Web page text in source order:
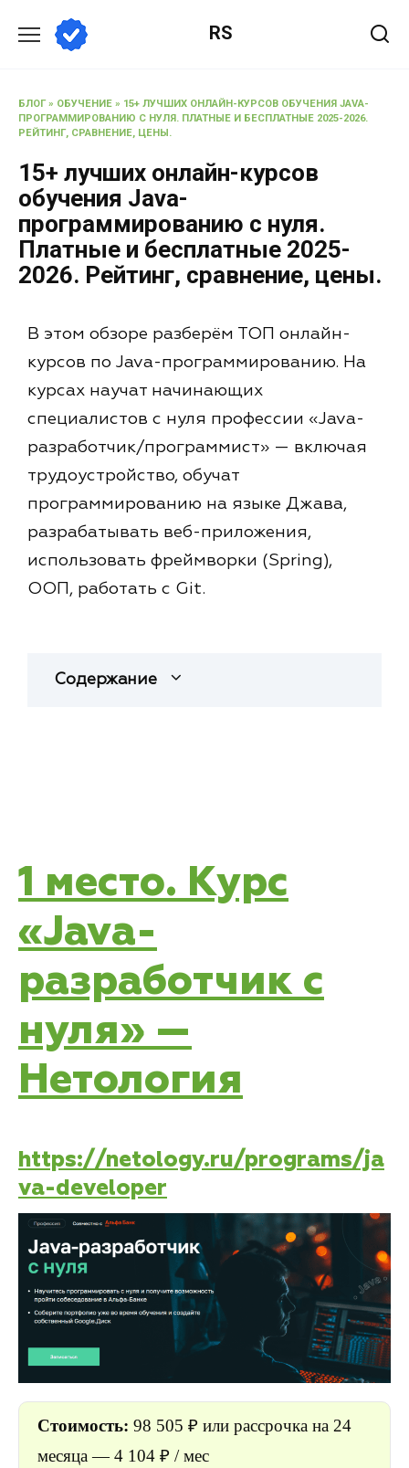
RS
БЛОГ» ОБУЧЕНИЕ » 15+ ЛУЧШИХ ОНЛАЙН-КУРСОВ ОБУЧЕНИЯ JAVA-
ПРОГРАММИРОВАНИЮ С НУЛЯ. ПЛАТНЫЕ И БЕСПЛАТНЫЕ 2025-2026.
РЕЙТИНГ, СРАВНЕНИЕ, ЦЕНЫ.
15+ лучших онлайн-курсов
обучения Java-
программированию с нуля.
Платные и бесплатные 2025-
2026. Рейтинг, сравнение, цены.
В этом обзоре разберём ТОП онлайн-
курсов по Java-программированию. На
курсах научат начинающих
специалистов с нуля профессии «Java-
разработчик/программист» — включая
трудоустройство, обучат
программированию на языке Джава,
разрабатывать веб-приложения,
использовать фреймворки (Spring),
ООП, работать с Git.
Содержание
1 место. Курс
«Java-
разработчик с
нуля» —
Нетология
https://netology.ru/programs/ja
va-developer
Стоимость: 98 505 ₽ или рассрочка на 24
месяца — 4 104 ₽ / мес